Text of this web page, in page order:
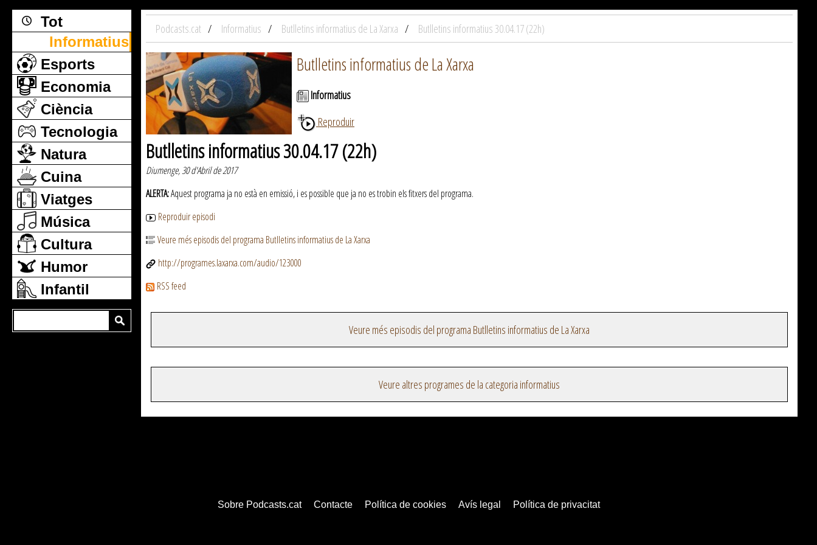
Tot
Informatius
Esports
Economia
Ciència
Tecnologia
Natura
Cuina
Viatges
Música
Cultura
Humor
Infantil
Podcasts.cat Informatius Butlletins informatius de La Xarxa Butlletins informatius 30.04.17 (22h)
Butlletins informatius de La Xarxa
Informatius
Reproduir
Butlletins informatius 30.04.17 (22h)
Diumenge, 30 d'Abril de 2017
ALERTA:Aquest programa ja no està en emissió, i es possible que ja no es trobin els fitxers del programa.
Reproduir episodi
Veure més episodis del programa Butlletins informatius de La Xarxa
http://programes.laxarxa.com/audio/123000
RSS feed
Veure més episodis del programa Butlletins informatius de La Xarxa
Veure altres programes de la categoria informatius
Sobre Podcasts.cat Contacte Política de cookies Avís legal Política de privacitat